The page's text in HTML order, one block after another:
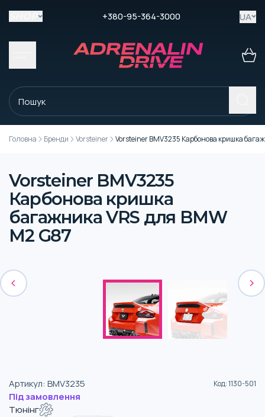
+380-95-364-3000 UA
Головна Бренди Vorsteiner Vorsteiner BMV3235 Карбонова кришка
Vorsteiner BMV3235
Карбонова кришка
багажника VRS для BMW
M2 G87
Артикул: BMV3235 Код:1130-501
Під замовлення
Тюнінг